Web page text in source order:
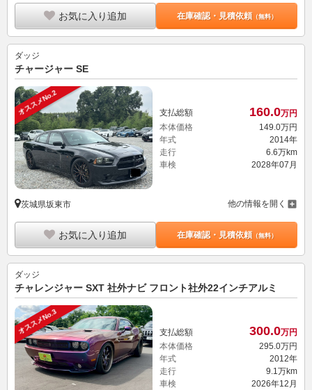
お気に入り追加 在庫確認・見積依頼（無料）
ダッジ
チャージャー SE
オススメNo.2 支払総額 160.0万円
本体価格
149. 0万円
年式
2014年
走行
6.6万km
車検
2028年07月
茨城県坂東市 他の情報を開く
お気に入り追加 在庫確認・見積依頼（無料）
ダッジ
チャレンジャー SXT 社外ナビ フロント社外22インチアルミ
オススメNo.3 支払総額 300.0万円
本体価格
295.0万円
年式
2012年
走行
9.1万km
車検
2026年12月